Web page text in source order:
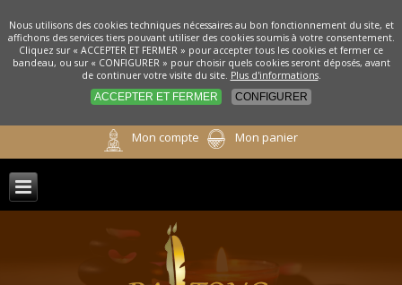
Mon compte Mon panier
Nous utilisons des cookies techniques nécessaires au bon fonctionnement du site, et
affichons des services tiers pouvant utiliser des cookies soumis à votre consentement.
Cliquez sur « ACCEPTER ET FERMER » pour accepter tous les cookies et fermer ce
bandeau, ou sur « CONFIGURER » pour choisir quels cookies seront déposés, avant
de continuer votre visite du site. Plus d'informations.
ACCEPTER ET FERMER
CONFIGURER